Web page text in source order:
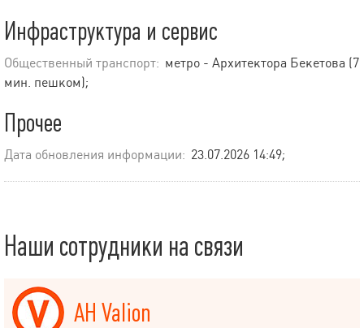
Инфраструктура и сервис
Общественный транспорт: метро - Архитектора Бекетова (7
мин. пешком);
Прочее
Дата обновления информации: 23.07.2026 14:49;
Наши сотрудники на связи
АН Valion